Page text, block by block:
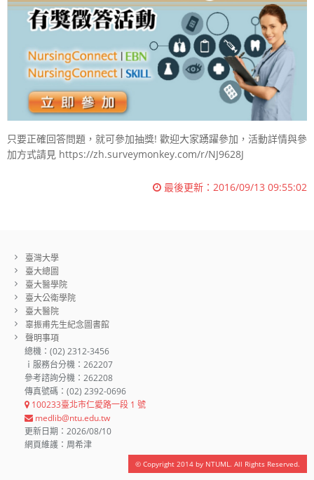
只要正確回答問題，就可參加抽獎! 歡迎大家踴躍參加，活動詳情與參
加方式請見 https://zh.surveymonkey.com/r/NJ9628J
最後更新： 2016/09/13 09:55:02
臺灣大學
臺大總圖
臺大醫學院
臺大公衛學院
臺大醫院
辜振甫先生紀念圖書館
聲明事項
總機：(02) 2312-3456
ｉ服務台分機：262207
參考諮詢分機：262208
傳真號碼：(02) 2392-0696
100233臺北市仁愛路一段 1 號
medlib@ntu.edu.tw
更新日期：2026/08/10
網頁維護：周希津
© Copyright 2014 by NTUML. All Rights Reserved.